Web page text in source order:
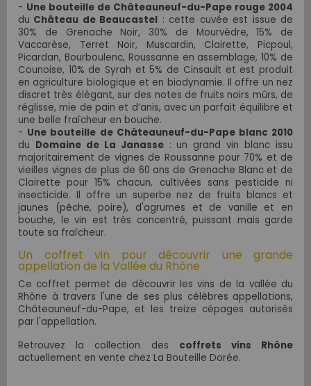
- Une bouteille de Châteauneuf-du-Pape rouge 2004
du Château de Beaucastel : cette cuvée est issue de
30% de Grenache Noir, 30% de Mourvèdre, 15% de
Vaccarèse, Terret Noir, Muscardin, Clairette, Picpoul,
Picardan, Bourboulenc, Roussanne en assemblage, 10% de
Counoise, 10% de Syrah et 5% de Cinsault et est produit
en agriculture biologique et en biodynamie. Il offre un nez
discret très élégant, sur des notes de fruits noirs mûrs, de
réglisse, mie de pain et d’anis, avec un parfait équilibre et
une belle fraîcheur en bouche.
- Une bouteille de Châteauneuf-du-Pape blanc 2010
du Domaine de La Janasse: un grand vin blanc issu
majoritairement de vignes de Roussanne pour 70% et de
vieilles vignes de plus de 60 ans de Grenache Blanc et de
Clairette pour 15% chacun, cultivées sans pesticide ni
insecticide. Il offre un superbe nez de fruits blancs et
jaunes (pêche, poire), d'agrumes et de vanille et en
bouche, le vin est très concentré, puissant mais garde
toute sa fraîcheur.
Un coffret vin pour découvrir une grande
appellation de la Vallée du Rhône
Ce coffret permet de découvrir les vins de la vallée du
Rhône à travers l'une de ses plus célèbres appellations,
Châteauneuf-du-Pape, et les treize cépages autorisés
par l'appellation.
Retrouvez la collection des coffrets vins Rhône
actuellement en vente chez La Bouteille Dorée.